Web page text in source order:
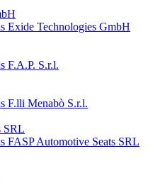
Exide Technologies GmbH
F.A.P. S.r.l.
F.lli Menabò S.r.l.
SRL
FASP Automotive Seats SRL